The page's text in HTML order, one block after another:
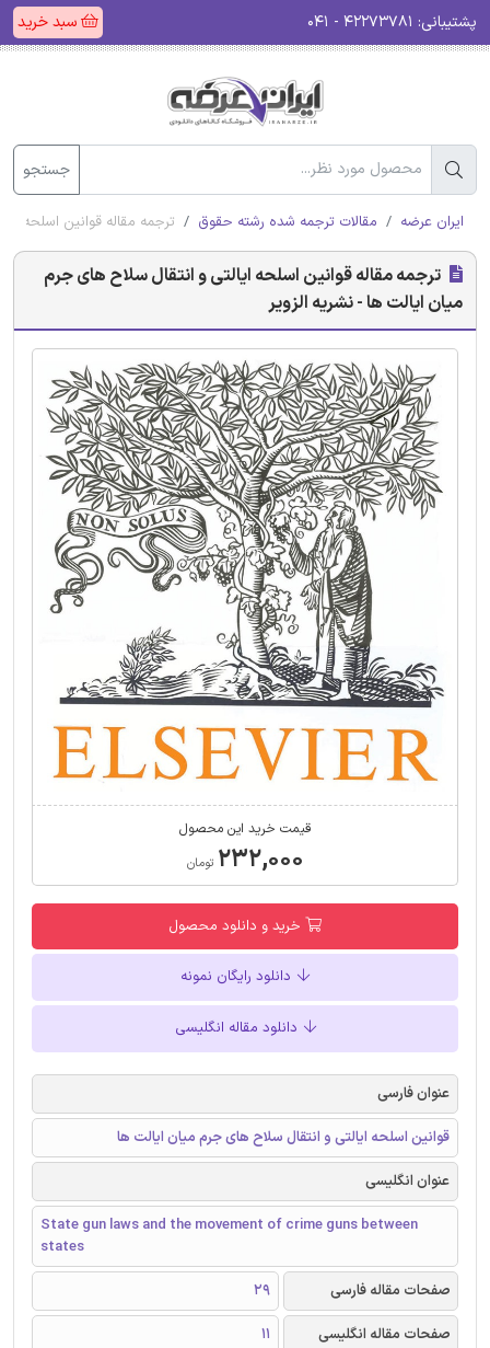
پشتیبانی: سبد خرید
جستجو
ایران عرضه مقالات ترجمه شده رشته حقوق ترجمه مقاله قوانین اسلحه
ترجمه مقاله قوانین اسلحه ایالتی و انتقال سلاح های جرم
میان ایالت ها - نشریه الزویر
قیمت خرید این محصول
۲۳۲,۰۰۰ تومان
خرید و دانلود محصول
دانلود رایگان نمونه
دانلود مقاله انگلیسی
عنوان فارسی
قوانین اسلحه ایالتی و انتقال سلاح های جرم میان ایالت ها
عنوان انگلیسی
State gun laws and the movement of crime guns between
states
صفحات مقاله فارسی
29
صفحات مقاله انگلیسی
11